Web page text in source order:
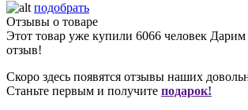
подобрать
Отзывы о товаре
Этот товар уже купили 6066 человек Дарим
отзыв!
Скоро здесь появятся отзывы наших
Станьте первым и получите подарок!